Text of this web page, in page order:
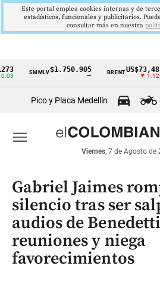
Cintillo
económicos
Colombia
SMMLV $1.750.905 BRENT US$73,48
▼ 1.12
Pico y Placa Medellín
Viernes, 7 de Agosto de
menu
Gabriel Jaimes
silencio tras ser
audios de
reuniones y niega
favorecimientos
Este portal emplea cookies internas y de
estadísticos, funcionales y publicitarios.
consultar más en nuestra